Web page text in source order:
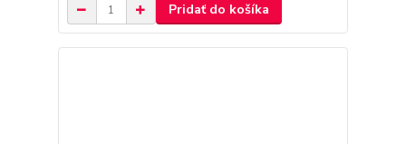
Pridať do košíka